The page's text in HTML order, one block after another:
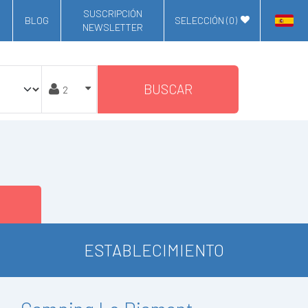
BLOG
SUSCRIPCIÓN
NEWSLETTER
SELECCIÓN (0)
BUSCAR
ESTABLECIMIENTO